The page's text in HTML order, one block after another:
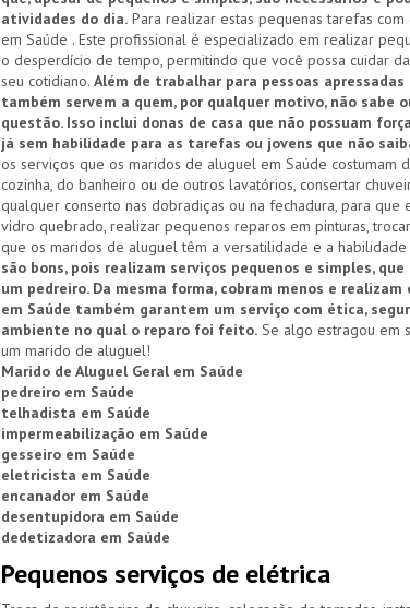
atividades do dia. Para realizar estas pequenas tarefas
em Saúde . Este profissional é especializado em realizar
o desperdício de tempo, permitindo que você possa cuidar
seu cotidiano. Além de trabalhar para pessoas
também servem a quem, por qualquer motivo, não sabe
questão. Isso inclui donas de casa que não possuam
já sem habilidade para as tarefas ou jovens que não
os serviços que os maridos de aluguel em Saúde costumam
cozinha, do banheiro ou de outros lavatórios, consertar
qualquer conserto nas dobradiças ou na fechadura, para que
vidro quebrado, realizar pequenos reparos em pinturas,
que os maridos de aluguel têm a versatilidade e a habilidade
são bons, pois realizam serviços pequenos e simples,
um pedreiro. Da mesma forma, cobram menos e
em Saúde também garantem um serviço com ética,
ambiente no qual o reparo foi feito. Se algo estragou em
um marido de aluguel!
Marido de Aluguel Geral em Saúde
pedreiro em Saúde
telhadista em Saúde
impermeabilização em Saúde
gesseiro em Saúde
eletricista em Saúde
encanador em Saúde
desentupidora em Saúde
dedetizadora em Saúde
Pequenos serviços de elétrica